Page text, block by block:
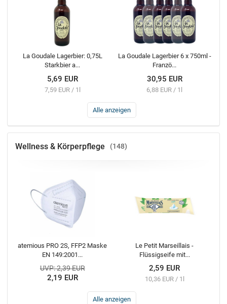
La Goudale Lagerbier: 0,75L
Starkbier a...
5,69 EUR
7,59 EUR / 1l
La Goudale Lagerbier 6 x 750ml -
Franzö...
30,95 EUR
6,88 EUR / 1l
Alle anzeigen
Wellness & Körperpflege 148
atemious PRO 2S, FFP2 Maske
EN 149:2001...
UVP: 2,39 EUR
2,19 EUR
Le Petit Marseillais -
Flüssigseife mit...
2,59 EUR
10,36 EUR / 1l
Alle anzeigen